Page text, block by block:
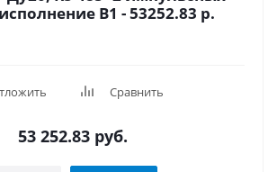
В1 - 53252.83 р.
Сравнить
53 252.83руб.